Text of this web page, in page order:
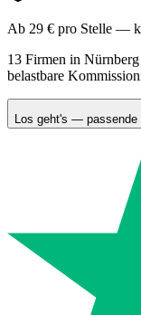
Ab 29 € pro Stelle —
13 Firmen in
belastbare
Los geht's —